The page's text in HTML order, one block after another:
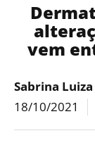
vem
Sabrina Luiza
18/10/2021